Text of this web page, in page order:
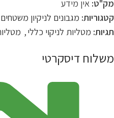
מק"ט: אין מידע
קטגוריות: מגבונים לניקיון משטחים
תגיות: מטליות לניקוי כללי,
משלוח דיסקרטי